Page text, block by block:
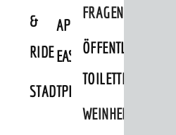
&
RIDE
APP
EASYPARKEN
STADTPLAN
FRAGEN
ÖFFENTLICHE
TOILETTEN
WEINHEIMER